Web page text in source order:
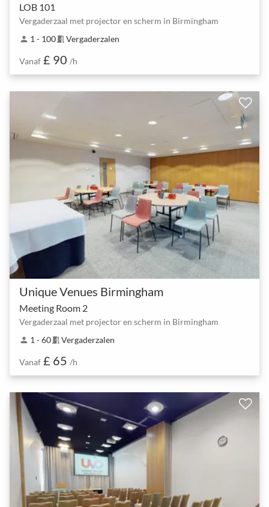
LOB 101
Vergaderzaal met projector en scherm in Birmingham
person 1 - 100meeting_room Vergaderzalen
Vanaf £ 90 /h
Unique Venues Birmingham
Meeting Room 2
Vergaderzaal met projector en scherm in Birmingham
person 1 - 60meeting_room Vergaderzalen
Vanaf £ 65 /h